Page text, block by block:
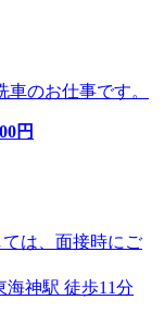
のお仕事です。
円
は、面接時にご
海神駅 徒歩11分